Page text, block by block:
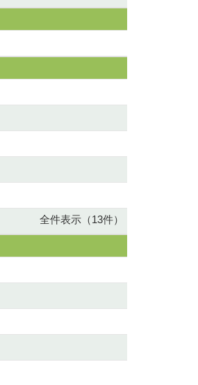
全件表示（13件）